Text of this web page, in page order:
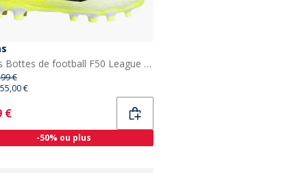
adidas Bottes de football F50 League Homme, conçues marquer, pack Born For Goals, terrain polyvalent (MG) Team Solar Yellow/Core Black/Lucid Red
€
55,00 €
€
-50% ou plus